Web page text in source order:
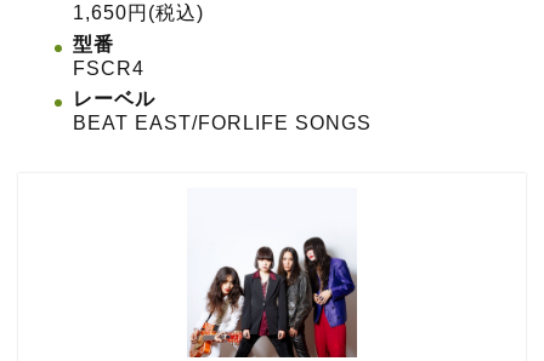
1,650円(税込)
型番
FSCR4
レーベル
BEAT EAST/FORLIFE SONGS